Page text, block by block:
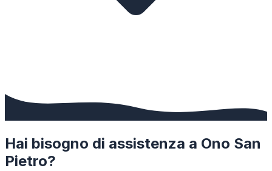
Hai bisogno di assistenza a Ono San
Pietro?